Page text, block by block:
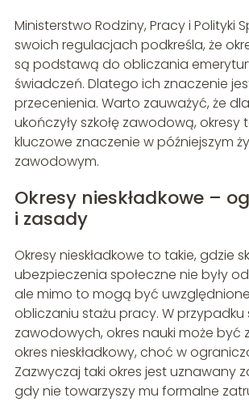
Ministerstwo Rodziny, Pracy i Polityki
swoich regulacjach podkreśla, że
są podstawą do obliczania
świadczeń. Dlatego ich znaczenie
przecenienia. Warto zauważyć, że
ukończyły szkołę zawodową,
kluczowe znaczenie w późniejszym
zawodowym.
Okresy nieskładkowe –
i zasady
Okresy nieskładkowe to takie, gdzie
ubezpieczenia społeczne nie były
ale mimo to mogą być
obliczaniu stażu pracy. W przypadku
zawodowych, okres nauki może być
okres nieskładkowy, choć w
Zazwyczaj taki okres jest uznawany
gdy nie towarzyszy mu formalne